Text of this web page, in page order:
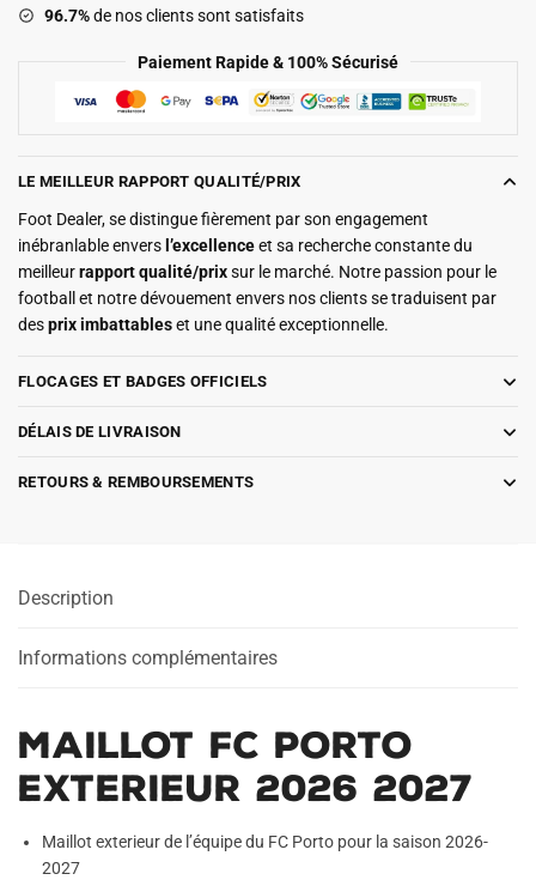
96.7%de nos clients sont satisfaits
Paiement Rapide & 100% Sécurisé
LE MEILLEUR RAPPORT QUALITÉ/PRIX
Foot Dealer, se distingue fièrement par son engagement
inébranlable envers l’excellenceet sa recherche constante du
meilleurrapport qualité/prixsur le marché. Notre passion pour le
football et notre dévouement envers nos clients se traduisent par
desprix imbattableset une qualité exceptionnelle.
FLOCAGES ET BADGES OFFICIELS
DÉLAIS DE LIVRAISON
RETOURS & REMBOURSEMENTS
Description
Informations complémentaires
Maillot FC Porto
Exterieur 2026 2027
Maillot exterieur de l’équipe du FC Porto pour la saison 2026-
2027